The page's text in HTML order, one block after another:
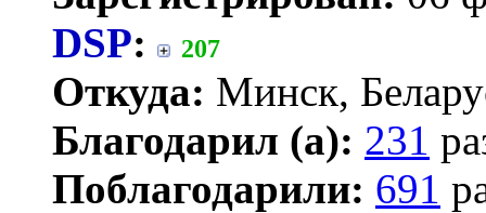
DSP: 207
Откуда: Минск,
Благодарил (а): 231
Поблагодарили: 691